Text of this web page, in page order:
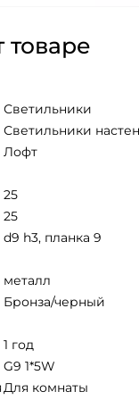
Светильники
Светильники
Лофт
25
25
d9 h3, планка 9
металл
Бронза/черный
1 год
G9 1*5W
Для комнаты